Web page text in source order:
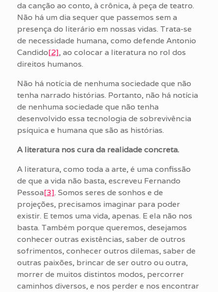
da canção ao conto, à crônica, à peça de teatro.
Não há um dia sequer que passemos sem a
presença do literário em nossas vidas. Trata-se
de necessidade humana, como defende Antonio
Candido[2], ao colocar a literatura no rol dos
direitos humanos.
Não há notícia de nenhuma sociedade que não
tenha narrado histórias. Portanto, não há notícia
de nenhuma sociedade que não tenha
desenvolvido essa tecnologia de sobrevivência
psíquica e humana que são as histórias.
A literatura nos cura da realidade concreta.
A literatura, como toda a arte, é uma confissão
de que a vida não basta, escreveu Fernando
Pessoa[3]. Somos seres de sonhos e de
projeções, precisamos imaginar para poder
existir. E temos uma vida, apenas. E ela não nos
basta. Também porque queremos, desejamos
conhecer outras existências, saber de outros
sofrimentos, conhecer outros dilemas, saber de
outras paixões, brincar de ser outro ou outra,
morrer de muitos distintos modos, percorrer
caminhos diversos, e nos perder e nos encontrar